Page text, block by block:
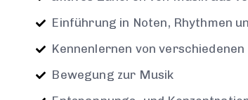
Einführung in Noten, Rhythmen
Kennenlernen von
Bewegung zur Musik